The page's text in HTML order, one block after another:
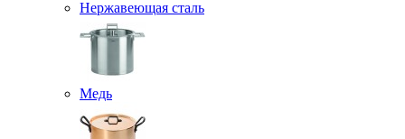
Нержавеющая сталь
Медь